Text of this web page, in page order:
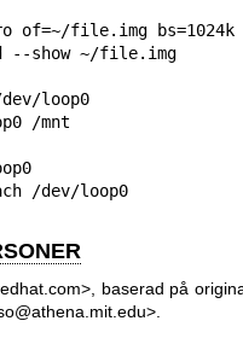
of=~/file.img bs=1024k
--show ~/file.img
loop0
/mnt
/dev/loop0
baserad på